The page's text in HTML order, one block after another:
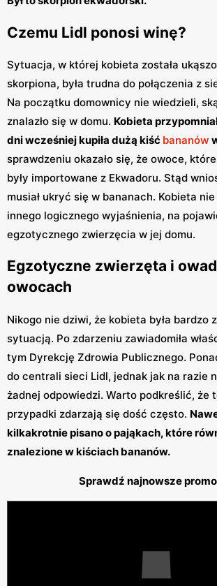
Czemu Lidl ponosi winę?
Sytuacja, w której kobieta została
skorpiona, była trudna do połączenia z
Na początku domownicy nie wiedzieli,
znalazło się w domu. Kobieta
dni wcześniej kupiła dużą kiść bananów
sprawdzeniu okazało się, że owoce,
były importowane z Ekwadoru. Stąd
musiał ukryć się w bananach. Kobieta nie
innego logicznego wyjaśnienia, na
egzotycznego zwierzęcia w jej domu.
Egzotyczne zwierzęta i
owocach
Nikogo nie dziwi, że kobieta była bardzo
sytuacją. Po zdarzeniu zawiadomiła
tym Dyrekcję Zdrowia Publicznego.
do centrali sieci Lidl, jednak jak na razie
żadnej odpowiedzi. Warto podkreślić, że
przypadki zdarzają się dość często.
kilkakrotnie pisano o pająkach, które
znalezione w kiściach bananów.
Sprawdź najnowsze